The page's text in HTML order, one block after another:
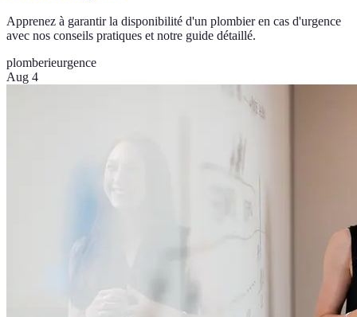
Apprenez à garantir la disponibilité d'un plombier en cas d'urgence
avec nos conseils pratiques et notre guide détaillé.
plomberieurgence
Aug 4